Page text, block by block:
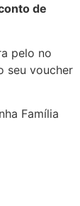
de
pelo no
seu voucher
Família